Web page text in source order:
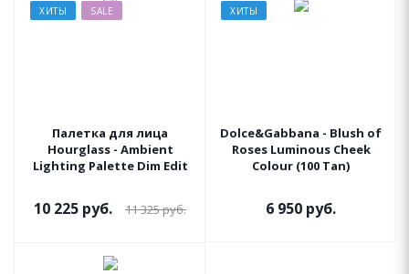
ХИТЫ SALE
Палетка для лица
Hourglass - Ambient
Lighting Palette Dim Edit
10 225 руб. 11 325руб.
ХИТЫ
Dolce&Gabbana - Blush of
Roses Luminous Cheek
Colour (100 Tan)
6 950 руб.